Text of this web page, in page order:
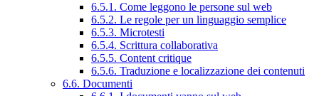
6.5.1. Come leggono le persone sul web
6.5.2. Le regole per un linguaggio semplice
6.5.3. Microtesti
6.5.4. Scrittura collaborativa
6.5.5. Content critique
6.5.6. Traduzione e localizzazione dei contenuti
6.6. Documenti